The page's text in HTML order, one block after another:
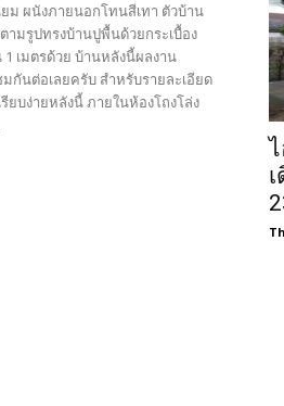
ม ผนังภายนอกโทนสีเทา ตัวบ้าน
มรูปทรงบ้านปูพื้นด้วยกระเบื้อง
เมตรด้วย บ้านหลังนี้ผลงาน
กันต่อเลยครับ สำหรับรายละเอียด
ยบง่ายหลังนี้ ภายในห้องโถงโล่ง